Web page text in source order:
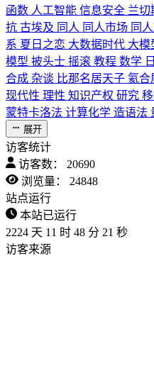
函数 人工智能 信息安全 兰切
抗 古埃及 同人 同人市场 同
系 夏日之恋 大数据时代 大模
模型 披头士 摇滚 教程 数学
合成 杂谈 比那名居天子 氦合
现代性 理性 知识产权 研究
蒙特卡洛法 计算化学 造语法
展开
访客统计
访客数：
20690
浏览量：
24848
站点运行
本站已运行
2224 天 11 时 48 分 22 秒
访客来源